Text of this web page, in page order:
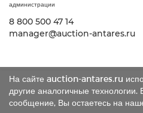
На сайте auction-antares.ru
другие аналогичные технологии.
сообщение, Вы остаетесь на
администрации
8 800 500 47 14
manager@auction-antares.ru